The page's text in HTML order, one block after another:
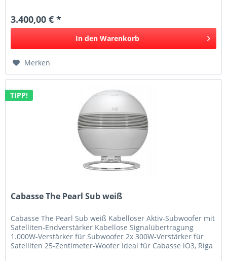
3.400,00 € *
In den Warenkorb
Merken
TIPP!
Cabasse The Pearl Sub weiß
Cabasse The Pearl Sub weiß Kabelloser Aktiv-Subwoofer mit
Satelliten-Endverstärker Kabellose Signalübertragung
1.000W-Verstärker für Subwoofer 2x 300W-Verstärker für
Satelliten 25-Zentimeter-Woofer Ideal für Cabasse iO3, Riga